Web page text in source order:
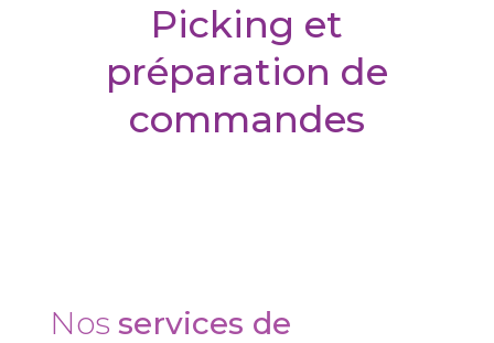
Picking et
préparation de
commandes
Nos services de